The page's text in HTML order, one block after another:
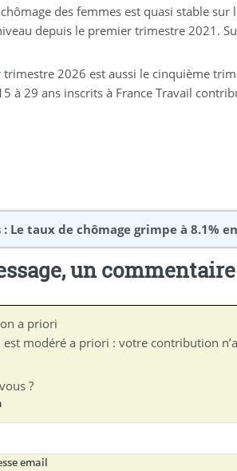
des femmes est quasi stable
depuis le premier trimestre 2021.
trimestre 2026 est aussi le cinquième
à 29 ans inscrits à France Travail
: Le taux de chômage grimpe à 8.1%
un commentaire
a priori
est modéré a priori : votre contribution
?
email